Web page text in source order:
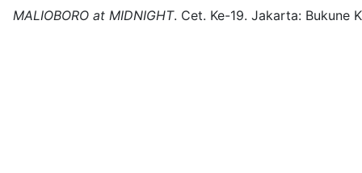
MALIOBORO at MIDNIGHT. Cet. Ke-19. Jakarta: Bukune